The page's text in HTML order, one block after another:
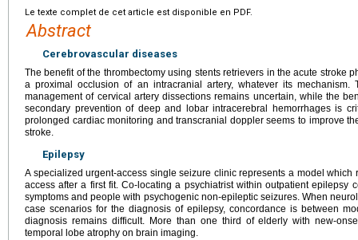
Le texte complet de cet article est disponible en PDF.
Abstract
Cerebrovascular diseases
The benefit of the thrombectomy using stents retrievers in the acute stroke
a proximal occlusion of an intracranial artery, whatever its
management of cervical artery dissections remains uncertain, while the
secondary prevention of deep and lobar intracerebral hemorrhages is
prolonged cardiac monitoring and transcranial doppler seems to improve
stroke.
Epilepsy
A specialized urgent-access single seizure clinic represents a model which
access after a first fit. Co-locating a psychiatrist within outpatient epilepsy
symptoms and people with psychogenic non-epileptic seizures. When
case scenarios for the diagnosis of epilepsy, concordance is between
diagnosis remains difficult. More than one third of elderly with new-
temporal lobe atrophy on brain imaging.